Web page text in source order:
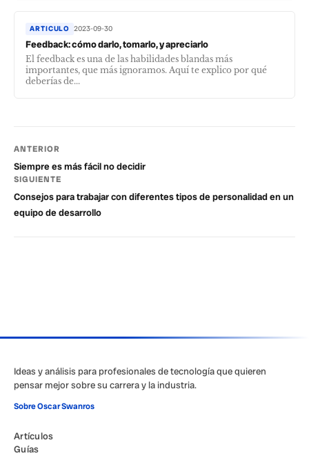
ARTICULO 2023-09-30
Feedback: cómo darlo, tomarlo, y apreciarlo
El feedback es una de las habilidades blandas más
importantes, que más ignoramos. Aquí te explico por qué
deberías de...
ANTERIOR
Siempre es más fácil no decidir
SIGUIENTE
Consejos para trabajar con diferentes tipos de personalidad en un
equipo de desarrollo
Ideas y análisis para profesionales de tecnología que quieren
pensar mejor sobre su carrera y la industria.
Sobre Oscar Swanros
Artículos
Guías